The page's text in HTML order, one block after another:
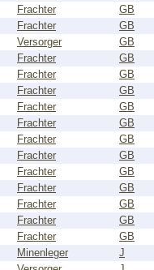
Frachter GB
Frachter GB
Versorger GB
Frachter GB
Frachter GB
Frachter GB
Frachter GB
Frachter GB
Frachter GB
Frachter GB
Frachter GB
Frachter GB
Frachter GB
Frachter GB
Frachter GB
Minenleger J